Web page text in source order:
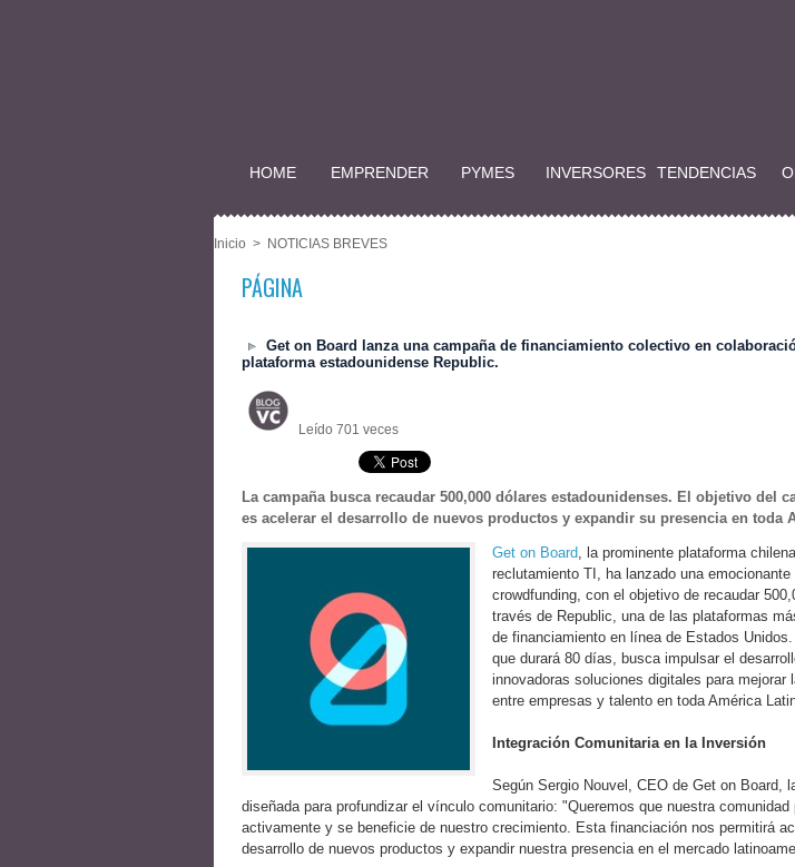
HOME EMPRENDER PYMES INVERSORES TENDENCIAS
Inicio > NOTICIAS BREVES
PÁGINA
Get on Board lanza una campaña de financiamiento colectivo en
plataforma estadounidense Republic.
Leído 701 veces
La campaña busca recaudar 500,000 dólares estadounidenses. El objetivo del
es acelerar el desarrollo de nuevos productos y expandir su presencia en toda
Get on Board, la prominente plataforma
reclutamiento TI, ha lanzado una emocionante
crowdfunding, con el objetivo de recaudar
través de Republic, una de las plataformas
de financiamiento en línea de Estados
que durará 80 días, busca impulsar el
innovadoras soluciones digitales para mejorar
entre empresas y talento en toda América
Integración Comunitaria en la Inversión
Según Sergio Nouvel, CEO de Get on Board,
diseñada para profundizar el vínculo comunitario: "Queremos que nuestra comunidad
activamente y se beneficie de nuestro crecimiento. Esta financiación nos permitirá
desarrollo de nuevos productos y expandir nuestra presencia en el mercado